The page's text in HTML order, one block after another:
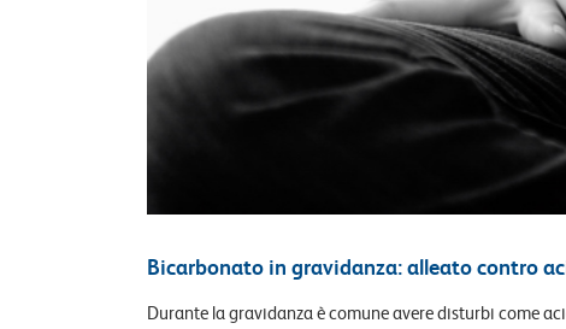
Bicarbonato in gravidanza: alleato contro
Durante la gravidanza è comune avere disturbi come